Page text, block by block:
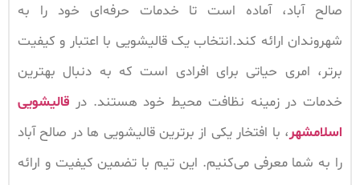
صالح آباد، آماده است تا خدمات حرفه‌ای خود را به
شهروندان ارائه کند.انتخاب یک قالیشویی با اعتبار و کیفیت
برتر، امری حیاتی برای افرادی است که به دنبال بهترین
خدمات در زمینه نظافت محیط خود هستند. در قالیشویی
اسلامشهر، با افتخار یکی از برترین قالیشویی ها در صالح آباد
را به شما معرفی می‌کنیم. این تیم با تضمین کیفیت و ارائه